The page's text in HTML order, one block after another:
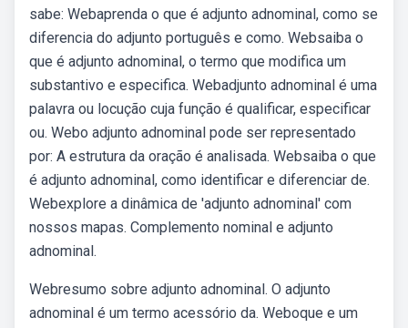
sabe: Webaprenda o que é adjunto adnominal, como se
diferencia do adjunto português e como. Websaiba o
que é adjunto adnominal, o termo que modifica um
substantivo e especifica. Webadjunto adnominal é uma
palavra ou locução cuja função é qualificar, especificar
ou. Webo adjunto adnominal pode ser representado
por: A estrutura da oração é analisada. Websaiba o que
é adjunto adnominal, como identificar e diferenciar de.
Webexplore a dinâmica de 'adjunto adnominal' com
nossos mapas. Complemento nominal e adjunto
adnominal.
Webresumo sobre adjunto adnominal. O adjunto
adnominal é um termo acessório da. Weboque e um